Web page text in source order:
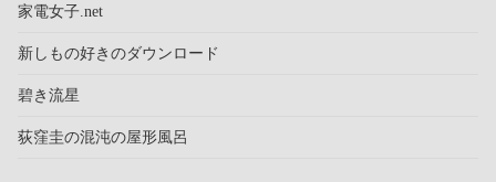
家電女子.net
新しもの好きのダウンロード
碧き流星
荻窪圭の混沌の屋形風呂